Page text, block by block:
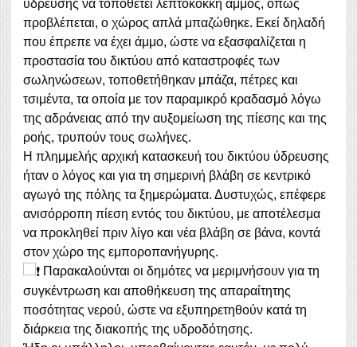
ύδρευσης να τοποθετεί λεπτόκοκκη άμμος, όπως
προβλέπεται, ο χώρος απλά μπαζώθηκε. Εκεί δηλαδή
που έπρεπε να έχει άμμο, ώστε να εξασφαλίζεται η
προστασία του δικτύου από καταστροφές των
σωληνώσεων, τοποθετήθηκαν μπάζα, πέτρες και
τσιμέντα, τα οποία με τον παραμικρό κραδασμό λόγω
της αδράνειας από την αυξομείωση της πίεσης και της
ροής, τρυπούν τους σωλήνες.
Η πλημμελής αρχική κατασκευή του δικτύου ύδρευσης
ήταν ο λόγος και για τη σημερινή βλάβη σε κεντρικό
αγωγό της πόλης τα ξημερώματα. Δυστυχώς, επέφερε
ανισόρροπη πίεση εντός του δικτύου, με αποτέλεσμα
να προκληθεί πριν λίγο και νέα βλάβη σε βάνα, κοντά
στον χώρο της εμποροπανήγυρης.
Παρακαλούνται οι δημότες να μεριμνήσουν για τη
συγκέντρωση και αποθήκευση της απαραίτητης
ποσότητας νερού, ώστε να εξυπηρετηθούν κατά τη
διάρκεια της διακοπής της υδροδότησης.